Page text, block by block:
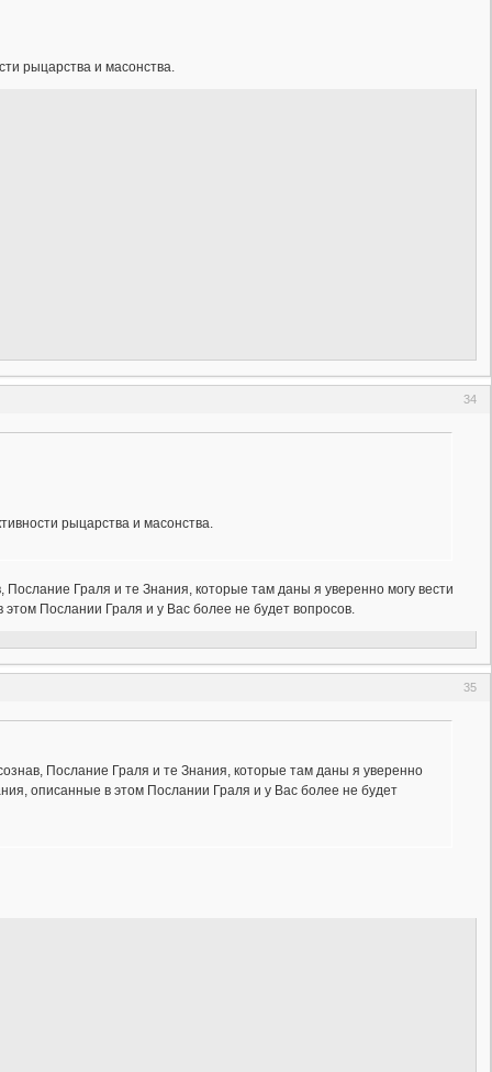
рыцарства и масонства.
34
рыцарства и масонства.
Граля и те Знания, которые там даны я уверенно могу вести
Послании Граля и у Вас более не будет вопросов.
35
Послание Граля и те Знания, которые там даны я уверенно
описанные в этом Послании Граля и у Вас более не будет